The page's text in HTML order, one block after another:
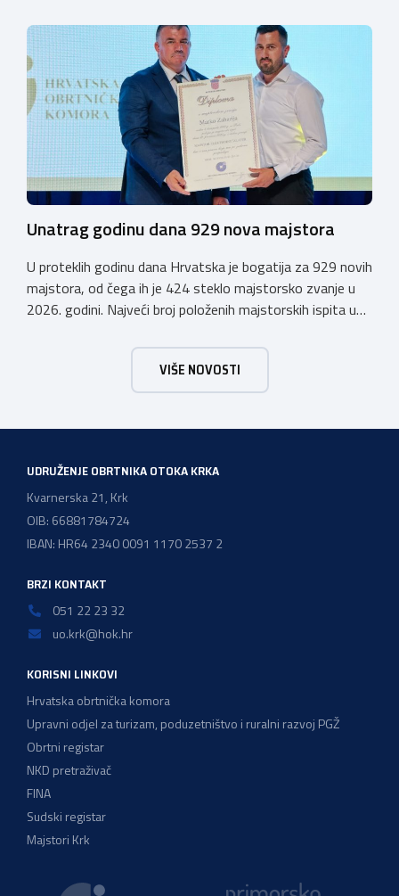
otvoren u petak, 23. listopada 2026. u
poslijepodnevnim, uz uvodno predavanje i pozdrav
domaćina. Tijekom subote, 24. listopada, održavat će se
predavanja, interaktivne radionice te okrugli stolovi na
aktualne teme. […]
Unatrag godinu dana 929 nova majstora
U proteklih godinu dana Hrvatska je bogatija za 929 novih
majstora, od čega ih je 424 steklo majstorsko zvanje u
2026. godini. Najveći broj položenih majstorskih ispita u
majstor elektroinstalater, majstor frizer, majstor
vodoinstalatera, instalatera grijanja i klimatizacije te
majstora automehaničara. Najveći broj navedenih
VIŠE NOVOSTI
UDRUŽENJE OBRTNIKA OTOKA KRKA
Kvarnerska 21, Krk
OIB: 66881784724
IBAN: HR64 2340 0091 1170 2537 2
BRZI KONTAKT
051 22 23 32
uo.krk@hok.hr
KORISNI LINKOVI
Hrvatska obrtnička komora
Upravni odjel za turizam, poduzetništvo i ruralni razvoj PGŽ
Obrtni registar
NKD pretraživač
FINA
Sudski registar
Majstori Krk